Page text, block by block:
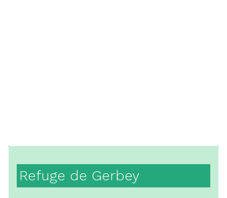
Refuge de Gerbey